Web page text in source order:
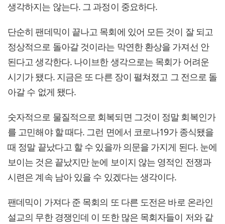
생각하지는 않는다. 그 과정이 중요하다.
단순히 팬데믹이 끝나고 목회에 있어 모든 것이 잘 되고
정상적으로 돌아갈 것이라는 막연한 환상을 가져선 안
된다고 생각한다. 나이브한 생각으로는 목회가 어려운
시기가 됐다. 지금은 또 다른 장이 펼쳐졌고 그 전으로 돌
아갈 수 없게 됐다.
숫자적으로 물질적으로 회복되면 그것이 정말 회복인가
를 고민해야 할 때다. 그런 면에서 코로나19가 종식됐을
때 정말 끝났다고 할 수 있을까 의문을 가지게 된다. 눈에
보이는 것은 끝났지만 눈에 보이지 않는 영적인 전쟁과
시련은 계속 남아 있을 수 있겠다는 생각이다.
팬데믹이 가져다 준 목회의 또 다른 도전은 바로 온라인
설교의 무한 경쟁인데 이 또한 많은 목회자들이 저와 같